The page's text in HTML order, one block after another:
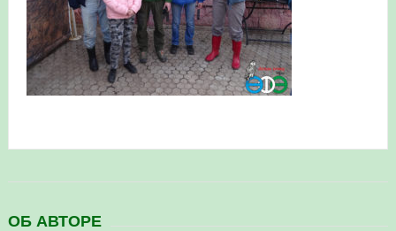
в Республике Башкортостан в 2026 году
ОБ АВТОРЕ